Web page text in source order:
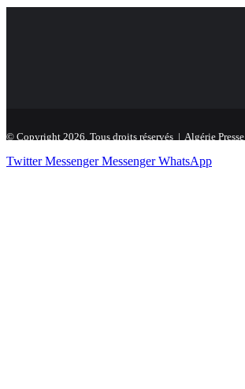
© Copyright 2026, Tous droits réservés | Algérie Presse
Twitter Messenger Messenger WhatsApp